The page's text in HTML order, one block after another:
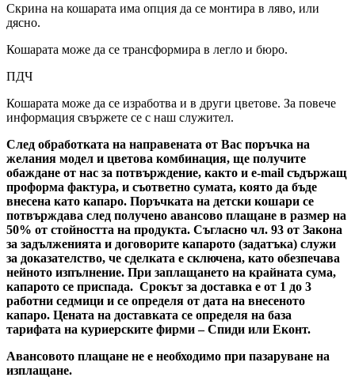
Скрина на кошарата има опция да се монтира в ляво, или
дясно.
Кошарата може да се трансформира в легло и бюро.
ПДЧ
Кошарата може да се изработва и в други цветове. За повече
информация свържете се с наш служител.
След обработката на направената от Вас поръчка на
желания модел и цветова комбинация, ще получите
обаждане от нас за потвърждение, както и e-mail съдържащ
проформа фактура, и съответно сумата, която да бъде
внесена като капаро. Поръчката на детски кошари се
потвърждава след получено авансово плащане в размер на
50% от стойността на продукта. Съгласно чл. 93 от Закона
за задълженията и договорите капарото (задатъка) служи
за доказателство, че сделката е сключена, като обезпечава
нейното изпълнение. При заплащането на крайната сума,
капарото се приспада. Срокът за доставка е от 1 до 3
работни седмици и се определя от дата на внесеното
капаро. Цената на доставката се определя на база
тарифата на куриерските фирми – Спиди или Еконт.
Авансовото плащане не е необходимо при пазаруване на
изплащане.